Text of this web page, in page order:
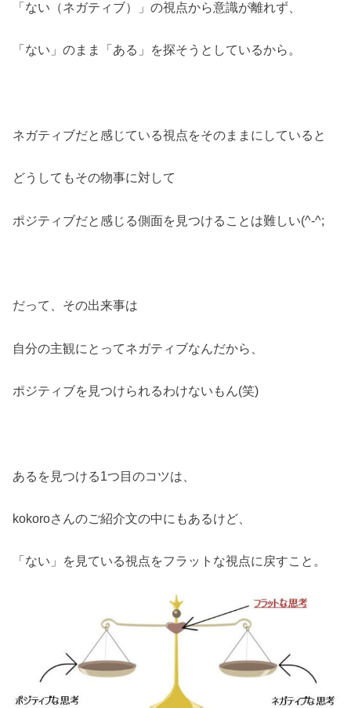
「ない（ネガティブ）」の視点から意識が離れず、
「ない」のまま「ある」を探そうとしているから。
ネガティブだと感じている視点をそのままにしていると
どうしてもその物事に対して
ポジティブだと感じる側面を見つけることは難しい(^-^;
だって、その出来事は
自分の主観にとってネガティブなんだから、
ポジティブを見つけられるわけないもん(笑)
あるを見つける1つ目のコツは、
kokoroさんのご紹介文の中にもあるけど、
「ない」を見ている視点をフラットな視点に戻すこと。